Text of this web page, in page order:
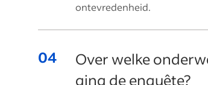
ontevredenheid.
Over welke
ging de enquête?